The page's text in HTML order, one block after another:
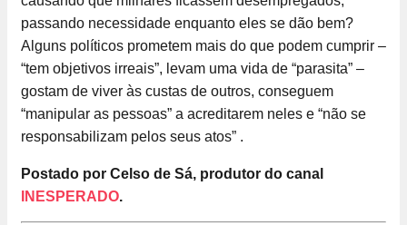
passando necessidade enquanto eles se dão bem?
Alguns políticos prometem mais do que podem cumprir –
“tem objetivos irreais”, levam uma vida de “parasita” –
gostam de viver às custas de outros, conseguem
“manipular as pessoas” a acreditarem neles e “não se
responsabilizam pelos seus atos” .
Postado por Celso de Sá, produtor do canal
INESPERADO.